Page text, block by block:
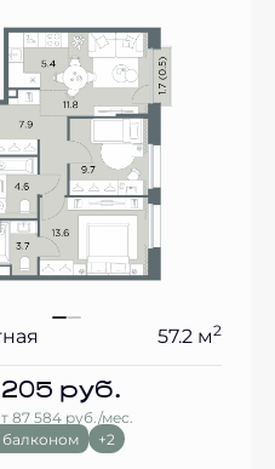
57.2 м2
205 руб.
87 584 руб./мес.
+2